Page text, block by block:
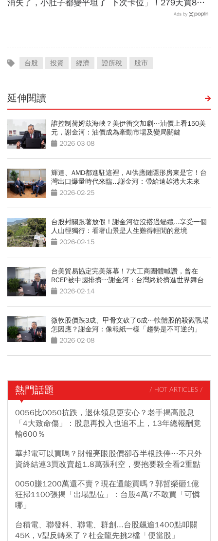
消失了，小肚子都變平坦了 下次卡位」！279天買8檔
翻倍賺百億：鴻海、台達
Ads by
台股 投資 經濟 證所稅 股市
延伸閱讀
誰控制荷姆茲海峽？美伊衝突加劇…油價上看150美
元，謝金河：油價成為牽動市場及變局關鍵
2026-03-08
輝達、AMD都進駐這裡，AI供應鏈隱形房東是它！台
灣出口爆量時代來臨...謝金河：帶給遠雄港大未來
2026-02-25
台股封關跟著放假！謝金河從沒搭過貓纜...享受一個
人山徑獨行：看著山景是人生難得輕閒的意境
2026-02-15
台美貿易協定完美落幕！7大工商團體喊讚，曾在
RCEP被中國排擠…謝金河：台灣終於擠進世界舞台
2026-02-14
微軟股價跌3成、甲骨文砍了6成…軟體股的殺戮戰場
怎因應？謝金河：像報紙一樣「趨勢是不可逆的」
2026-02-08
熱門話題 / HOT ARTICLES /
0056比0050抗跌，退休領息更安心？老手揭高股息
「4大致命傷」：股息再投入也追不上，13年總報酬竟
輸600％
華邦電可以買嗎？財報亮眼股價卻吞半根跌停…不只外
資終結連3買改賣超1.8萬張利空，要抱要殺全看2重點
0050賺1200萬還不賣？現在還能買嗎？郭哲榮砸1億
狂掃1100張揭「出場點位」：台股4萬7不敢買「可憐
哪」
台積電、聯發科、聯電、群創...台股飆逾1400點叩關
45K，V型反轉來了？杜金龍先挑2檔「便當股」